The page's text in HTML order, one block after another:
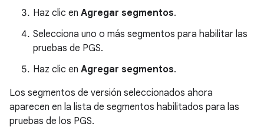
Haz clic en Agregar segmentos.
Selecciona uno o más segmentos para habilitar las
pruebas de PGS.
Haz clic en Agregar segmentos.
Los segmentos de versión seleccionados ahora
aparecen en la lista de segmentos habilitados para las
pruebas de los PGS.